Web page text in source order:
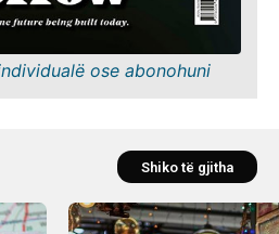
ose abonohuni
Shiko të gjitha